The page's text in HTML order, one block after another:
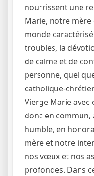
nourrissent une
Marie, notre mère
monde
troubles, la
de calme et de
personne, quel
catholique-
Vierge Marie avec
donc en
humble, en
mère et notre
nos vœux et nos
profondes. Dans